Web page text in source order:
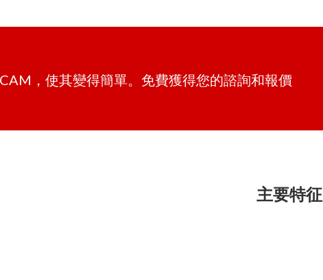
，使其變得簡單。免費獲得您的諮詢和報價
主要特征